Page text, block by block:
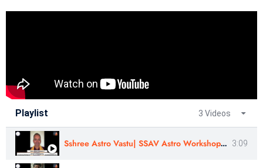
Playlist 3 Videos
Sshree Astro Vastu| SSAV Astro Workshop & Panchang Rahasyam Course Review | Astro- Kishor Konkane Ji 3:09